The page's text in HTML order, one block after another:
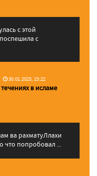
с этой
с
30.01.2025, 15:22
в исламе
что попробовал ...